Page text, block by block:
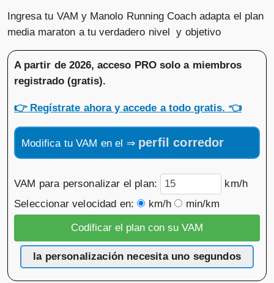
Ingresa tu VAM y Manolo Running Coach adapta el plan
media maraton a tu verdadero nivel y objetivo
A partir de 2026, acceso PRO solo a miembros
registrado (gratis).
👉 Regístrate ahora y accede a todo gratis. 👈
Modifica tu VAM en el ⇒ perfil corredor
VAM para personalizar el plan:
km/h
Seleccionar velocidad en:
km/h min/km
la personalización necesita uno segundos